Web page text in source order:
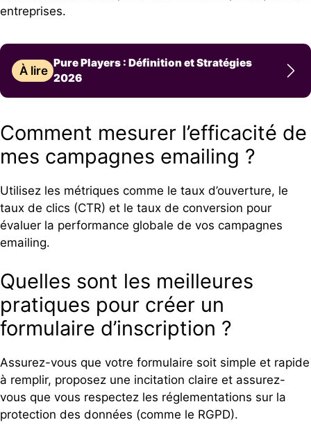
entreprises.
À lire
Pure Players : Définition et Stratégies
2026
Comment mesurer l’efficacité de
mes campagnes emailing ?
Utilisez les métriques comme le taux d’ouverture, le
taux de clics (CTR) et le taux de conversion pour
évaluer la performance globale de vos campagnes
emailing.
Quelles sont les meilleures
pratiques pour créer un
formulaire d’inscription ?
Assurez-vous que votre formulaire soit simple et rapide
à remplir, proposez une incitation claire et assurez-
vous que vous respectez les réglementations sur la
protection des données (comme le RGPD).